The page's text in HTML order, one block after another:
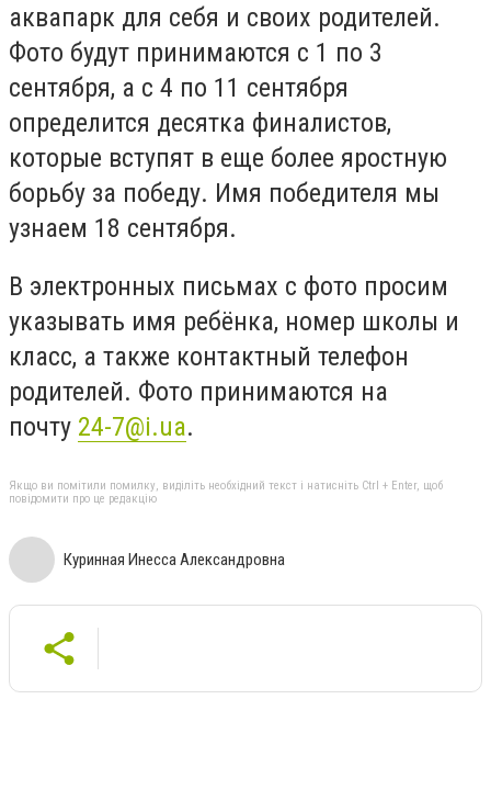
аквапарк для себя и своих родителей.
Фото будут принимаются с 1 по 3
сентября, а с 4 по 11 сентября
определится десятка финалистов,
которые вступят в еще более яростную
борьбу за победу. Имя победителя мы
узнаем 18 сентября.
В электронных письмах с фото просим
указывать имя ребёнка, номер школы и
класс, а также контактный телефон
родителей. Фото принимаются на
почту 24-7@i.ua.
Якщо ви помітили помилку, виділіть необхідний текст і натисніть Ctrl + Enter, щоб
повідомити про це редакцію
Куринная Инесса Александровна